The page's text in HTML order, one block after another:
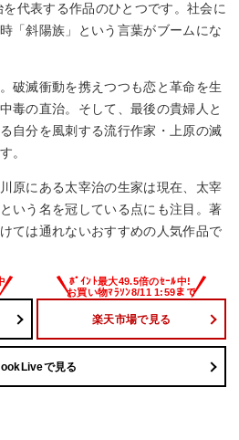
代表する作品のひとつです。社会に
「斜陽族」という言葉がブームにな
破滅衝動を携えつつも恋と革命を生
毒の直治。そして、最後の貴婦人と
自分を風刺する流行作家・上原の滅
。
原にある太宰治の生家は現在、太宰
いう名を冠している点にも注目。著
ては通れないおすすめの人気作品で
楽天市場で見る
で見る